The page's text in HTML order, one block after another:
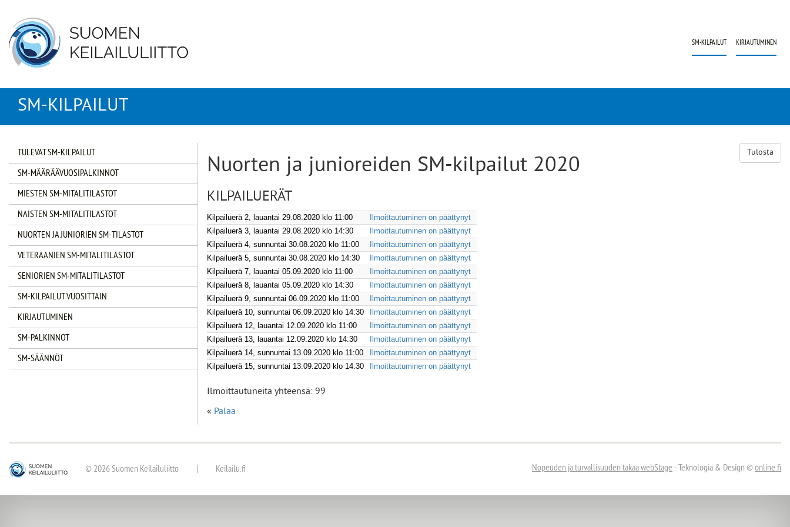
SM-KILPAILUT KIRJAUTUMINEN
SM-KILPAILUT
TULEVAT SM-KILPAILUT
SM-MÄÄRÄÄVUOSIPALKINNOT
MIESTEN SM-MITALITILASTOT
NAISTEN SM-MITALITILASTOT
NUORTEN JA JUNIORIEN SM-TILASTOT
VETERAANIEN SM-MITALITILASTOT
SENIORIEN SM-MITALITILASTOT
SM-KILPAILUT VUOSITTAIN
KIRJAUTUMINEN
SM-PALKINNOT
SM-SÄÄNNÖT
Tulosta
Nuorten ja junioreiden SM-kilpailut 2020
KILPAILUERÄT
Kilpailuerä 2, lauantai 29.08.2020 klo 11:00
Ilmoittautuminen on päättynyt
Kilpailuerä 3, lauantai 29.08.2020 klo 14:30
Ilmoittautuminen on päättynyt
Kilpailuerä 4, sunnuntai 30.08.2020 klo 11:00
Ilmoittautuminen on päättynyt
Kilpailuerä 5, sunnuntai 30.08.2020 klo 14:30
Ilmoittautuminen on päättynyt
Kilpailuerä 7, lauantai 05.09.2020 klo 11:00
Ilmoittautuminen on päättynyt
Kilpailuerä 8, lauantai 05.09.2020 klo 14:30
Ilmoittautuminen on päättynyt
Kilpailuerä 9, sunnuntai 06.09.2020 klo 11:00
Ilmoittautuminen on päättynyt
Kilpailuerä 10, sunnuntai 06.09.2020 klo 14:30
Ilmoittautuminen on päättynyt
Kilpailuerä 12, lauantai 12.09.2020 klo 11:00
Ilmoittautuminen on päättynyt
Kilpailuerä 13, lauantai 12.09.2020 klo 14:30
Ilmoittautuminen on päättynyt
Kilpailuerä 14, sunnuntai 13.09.2020 klo 11:00
Ilmoittautuminen on päättynyt
Kilpailuerä 15, sunnuntai 13.09.2020 klo 14:30
Ilmoittautuminen on päättynyt
Ilmoittautuneita yhteensä: 99
« Palaa
© 2026 Suomen Keilailuliitto Keilailu.fi Nopeuden ja turvallisuuden takaawebStage- Teknologia & Design ©online.fi